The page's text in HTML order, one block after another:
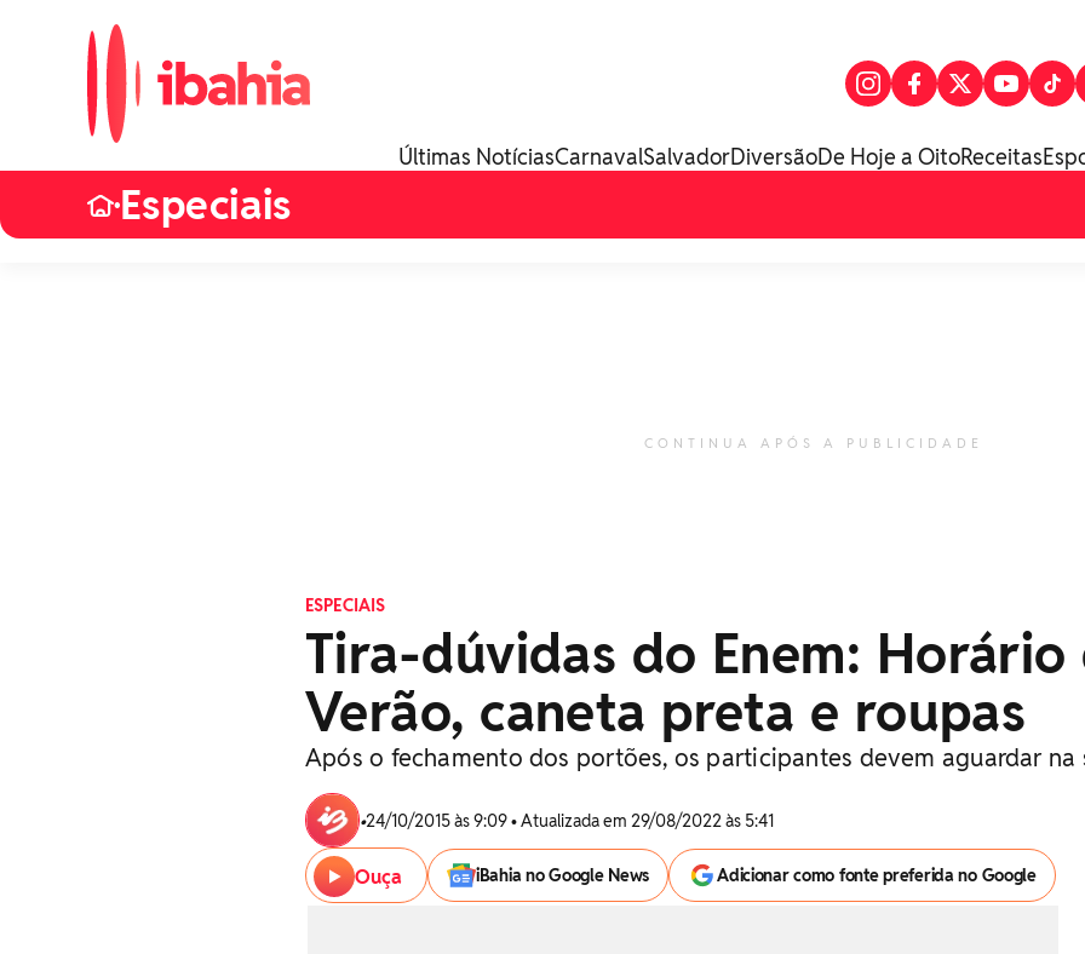
Últimas NotíciasCarnavalSalvadorDiversãoDe Hoje a OitoReceitas
•Especiais
CONTINUA APÓS A PUBLICIDADE
ESPECIAIS
Tira-dúvidas do Enem: Horário
Verão, caneta preta e roupas
Após o fechamento dos portões, os participantes devem aguardar na
•24/10/2015 às 9:09 • Atualizada em 29/08/2022 às 5:41
Ouça iBahia no Google News Adicionar como fonte preferida no Google